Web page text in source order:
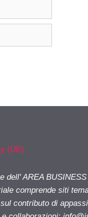
(UE)
dell' AREA
comprende siti
contributo di